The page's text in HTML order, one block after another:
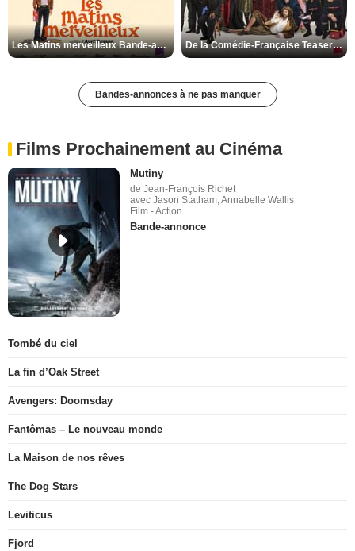
Les Matins merveilleux Bande-annonce VF De la Comédie-Française Teaser VF
Bandes-annonces à ne pas manquer
Films Prochainement au Cinéma
Mutiny
de Jean-François Richet
avec Jason Statham, Annabelle Wallis
Film - Action
Bande-annonce
Tombé du ciel
La fin d’Oak Street
Avengers: Doomsday
Fantômas – Le nouveau monde
La Maison de nos rêves
The Dog Stars
Leviticus
Fjord